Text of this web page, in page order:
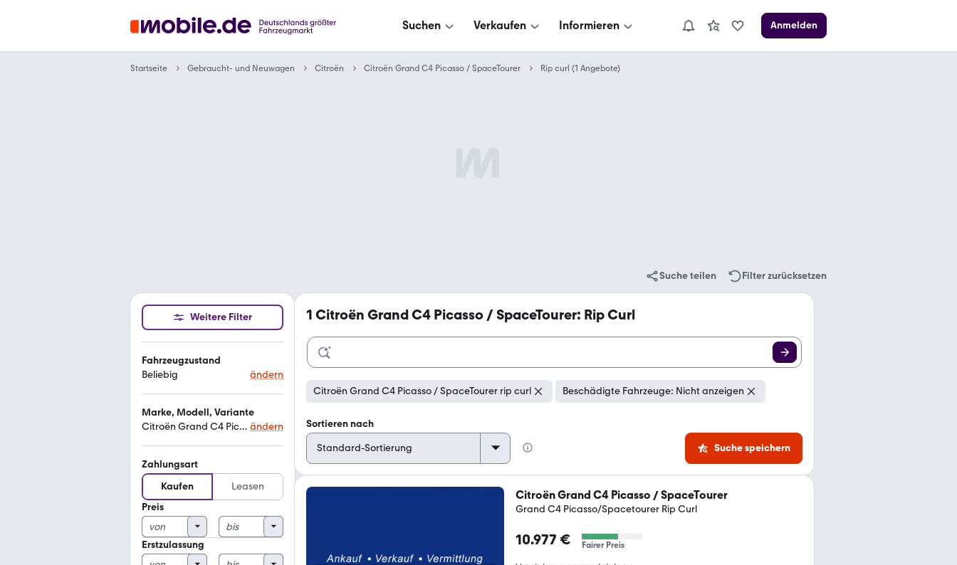
Suchen Verkaufen Informieren Anmelden
Startseite Gebraucht- und Neuwagen Citroën Citroën Grand C4 Picasso / SpaceTourer Rip curl (1 Angebote)
Suche teilen Filter zurücksetzen
Weitere Filter
Fahrzeugzustand
Beliebig
ändern
Marke, Modell, Variante
Citroën Grand C4 Picasso / SpaceTourer rip curl ändern
Zahlungsart
Kaufen
Leasen
Preis
Erstzulassung
1 Citroën Grand C4 Picasso / SpaceTourer: Rip Curl
Citroën Grand C4 Picasso / SpaceTourer rip curl Beschädigte Fahrzeuge: Nicht anzeigen
Sortieren nach
Suche speichern
Citroën Grand C4 Picasso / SpaceTourer
Grand C4 Picasso/Spacetourer Rip Curl
10.977 € Fairer Preis